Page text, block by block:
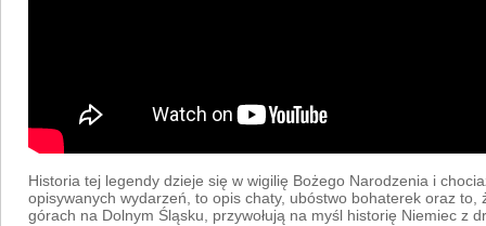
Historia tej legendy dzieje się w wigilię Bożego Narodzenia i
opisywanych wydarzeń, to opis chaty, ubóstwo bohaterek oraz to,
górach na Dolnym Śląsku, przywołują na myśl historię Niemiec z